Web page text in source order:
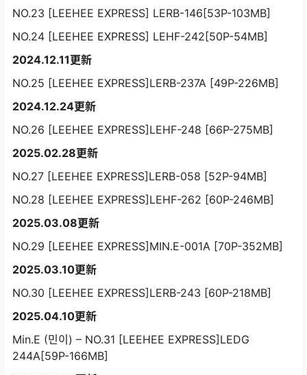
NO.23 [LEEHEE EXPRESS] LERB-146[53P-103MB]
NO.24 [LEEHEE EXPRESS] LEHF-242[50P-54MB]
2024.12.11更新
NO.25 [LEEHEE EXPRESS]LERB-237A [49P-226MB]
2024.12.24更新
NO.26 [LEEHEE EXPRESS]LEHF-248 [66P-275MB]
2025.02.28更新
NO.27 [LEEHEE EXPRESS]LERB-058 [52P-94MB]
NO.28 [LEEHEE EXPRESS]LEHF-262 [60P-246MB]
2025.03.08更新
NO.29 [LEEHEE EXPRESS]MIN.E-001A [70P-352MB]
2025.03.10更新
NO.30 [LEEHEE EXPRESS]LERB-243 [60P-218MB]
2025.04.10更新
Min.E (민이) – NO.31 [LEEHEE EXPRESS]LEDG
244A[59P-166MB]